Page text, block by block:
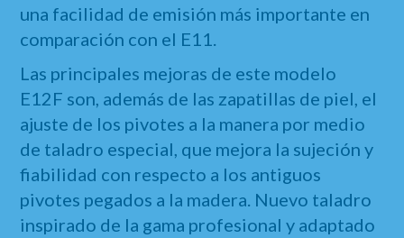
una facilidad de emisión más importante en
comparación con el E11.
Las principales mejoras de este modelo
E12F son, además de las zapatillas de piel, el
ajuste de los pivotes a la manera por medio
de taladro especial, que mejora la sujeción y
fiabilidad con respecto a los antiguos
pivotes pegados a la madera. Nuevo taladro
inspirado de la gama profesional y adaptado